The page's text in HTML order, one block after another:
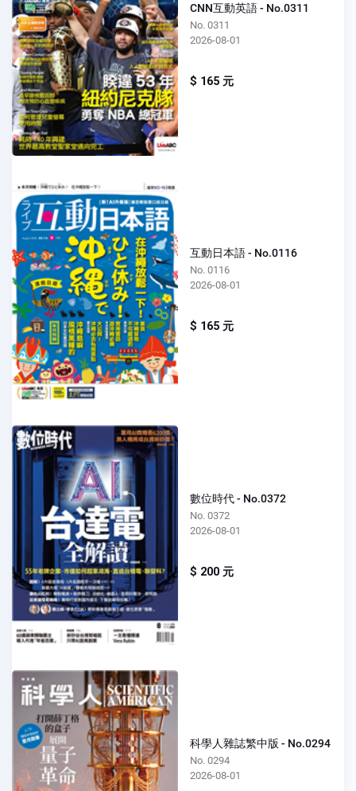
CNN互動英語 - No.0311
No. 0311
2026-08-01
$ 165 元
互動日本語 - No.0116
No. 0116
2026-08-01
$ 165 元
數位時代 - No.0372
No. 0372
2026-08-01
$ 200 元
科學人雜誌繁中版 - No.0294
No. 0294
2026-08-01